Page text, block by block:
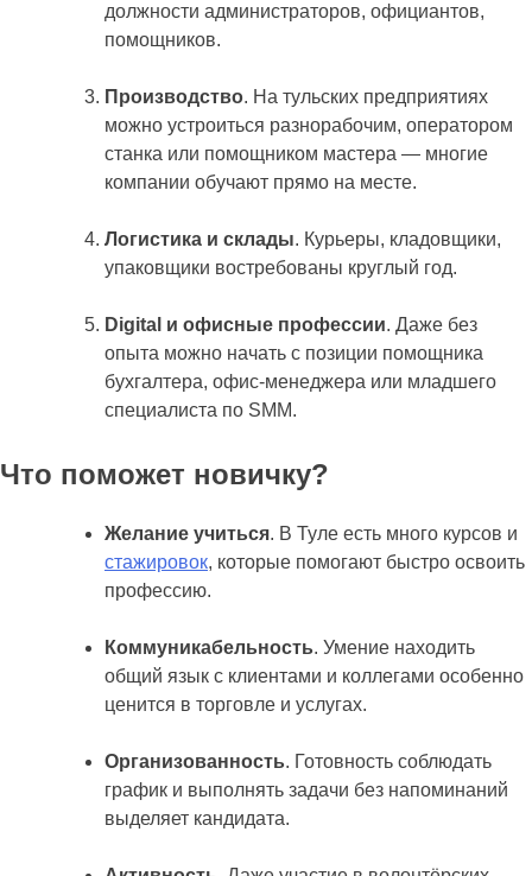
должности администраторов, официантов,
помощников.
Производство. На тульских предприятиях
можно устроиться разнорабочим, оператором
станка или помощником мастера — многие
компании обучают прямо на месте.
Логистика и склады. Курьеры, кладовщики,
упаковщики востребованы круглый год.
Digital и офисные профессии. Даже без
опыта можно начать с позиции помощника
бухгалтера, офис-менеджера или младшего
специалиста по SMM.
Что поможет новичку?
Желание учиться. В Туле есть много курсов и
стажировок, которые помогают быстро освоить
профессию.
Коммуникабельность. Умение находить
общий язык с клиентами и коллегами особенно
ценится в торговле и услугах.
Организованность. Готовность соблюдать
график и выполнять задачи без напоминаний
выделяет кандидата.